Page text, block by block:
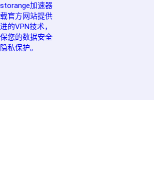
加速器
官方网站提供
的VPN技术，
您的数据安全
私保护。